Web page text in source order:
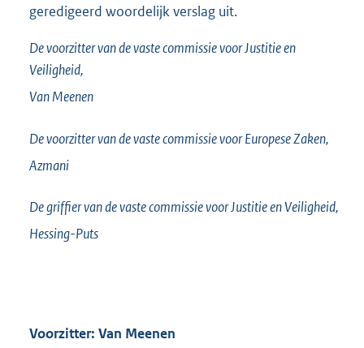
geredigeerd woordelijk verslag uit.
De voorzitter van de vaste commissie voor Justitie en
Veiligheid,
Van Meenen
De voorzitter van de vaste commissie voor Europese Zaken,
Azmani
De griffier van de vaste commissie voor Justitie en Veiligheid,
Hessing-Puts
Voorzitter: Van Meenen